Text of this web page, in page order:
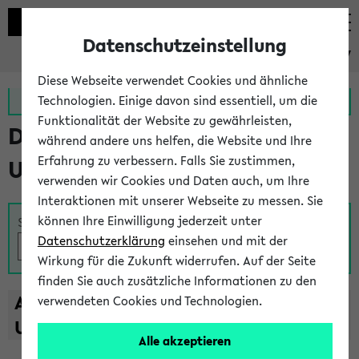
eKVV
Zur MeineUni App Zum MeineUni Portal
Das Lehrangebot der
Universität Bielefeld
Suche
A B C D E F G H I J K L M N O
U
V W X Y
Z
Datenschutzeinstellung
Diese Webseite verwendet Cookies und ähnliche
Technologien. Einige davon sind essentiell, um die
Funktionalität der Website zu gewährleisten,
während andere uns helfen, die Website und Ihre
Erfahrung zu verbessern. Falls Sie zustimmen,
verwenden wir Cookies und Daten auch, um Ihre
Interaktionen mit unserer Webseite zu messen. Sie
können Ihre Einwilligung jederzeit unter
Datenschutzerklärung einsehen und mit der
Wirkung für die Zukunft widerrufen. Auf der Seite
finden Sie auch zusätzliche Informationen zu den
verwendeten Cookies und Technologien.
Alle akzeptieren